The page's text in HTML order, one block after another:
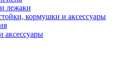
лежаки
кормушки и аксессуары
аксессуары